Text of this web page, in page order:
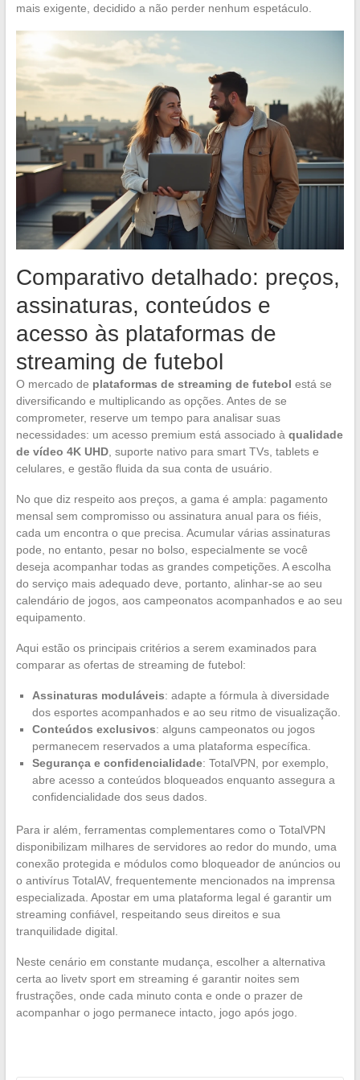
mais exigente, decidido a não perder nenhum espetáculo.
Comparativo detalhado: preços,
assinaturas, conteúdos e
acesso às plataformas de
streaming de futebol
O mercado de plataformas de streaming de futebol está se
diversificando e multiplicando as opções. Antes de se
comprometer, reserve um tempo para analisar suas
necessidades: um acesso premium está associado à qualidade
de vídeo 4K UHD, suporte nativo para smart TVs, tablets e
celulares, e gestão fluida da sua conta de usuário.
No que diz respeito aos preços, a gama é ampla: pagamento
mensal sem compromisso ou assinatura anual para os fiéis,
cada um encontra o que precisa. Acumular várias assinaturas
pode, no entanto, pesar no bolso, especialmente se você
deseja acompanhar todas as grandes competições. A escolha
do serviço mais adequado deve, portanto, alinhar-se ao seu
calendário de jogos, aos campeonatos acompanhados e ao seu
equipamento.
Aqui estão os principais critérios a serem examinados para
comparar as ofertas de streaming de futebol:
Assinaturas moduláveis: adapte a fórmula à diversidade
dos esportes acompanhados e ao seu ritmo de visualização.
Conteúdos exclusivos: alguns campeonatos ou jogos
permanecem reservados a uma plataforma específica.
Segurança e confidencialidade: TotalVPN, por exemplo,
abre acesso a conteúdos bloqueados enquanto assegura a
confidencialidade dos seus dados.
Para ir além, ferramentas complementares como o TotalVPN
disponibilizam milhares de servidores ao redor do mundo, uma
conexão protegida e módulos como bloqueador de anúncios ou
o antivírus TotalAV, frequentemente mencionados na imprensa
especializada. Apostar em uma plataforma legal é garantir um
streaming confiável, respeitando seus direitos e sua
tranquilidade digital.
Neste cenário em constante mudança, escolher a alternativa
certa ao livetv sport em streaming é garantir noites sem
frustrações, onde cada minuto conta e onde o prazer de
acompanhar o jogo permanece intacto, jogo após jogo.